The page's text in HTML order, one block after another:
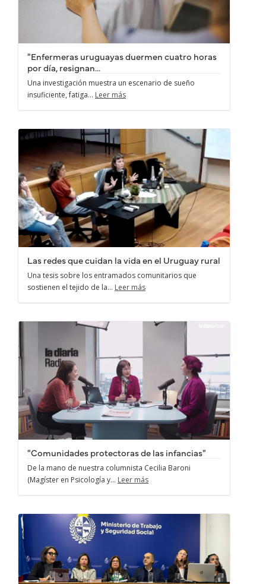
"Enfermeras uruguayas duermen cuatro horas
por día, resignan...
Una investigación muestra un escenario de sueño
insuficiente, fatiga... Leer más
Las redes que cuidan la vida en el Uruguay rural
Una tesis sobre los entramados comunitarios que
sostienen el tejido de la... Leer más
"Comunidades protectoras de las infancias"
De la mano de nuestra columnista Cecilia Baroni
(Magíster en Psicología y... Leer más